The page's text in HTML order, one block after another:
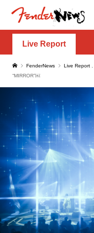
Live Report
FenderNews Live Report
“MIRROR”￼